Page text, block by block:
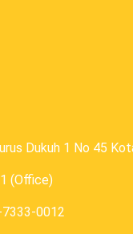
Dukuh 1 No 45
(Office)
7333-0012